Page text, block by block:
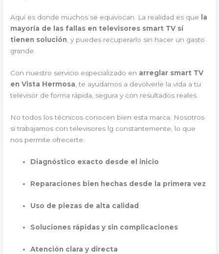
Aquí es donde muchos se equivocan. La realidad es que
la
mayoría de las fallas en televisores smart TV sí
tienen solución , y puedes recuperarlo sin hacer un gasto
grande.
Con nuestro servicio especializado en arreglar smart TV
en Vista Hermosa , te ayudamos a devolverle la vida a tu
televisor de forma rápida, segura y con resultados reales.
No todos los técnicos conocen bien esta marca. Nosotros
sí trabajamos con televisores lg constantemente, lo que
nos permite ofrecerte:
Diagnóstico exacto desde el inicio
Reparaciones bien hechas desde la primera vez
Uso de piezas de alta calidad
Soluciones rápidas y sin complicaciones
Atención clara y directa